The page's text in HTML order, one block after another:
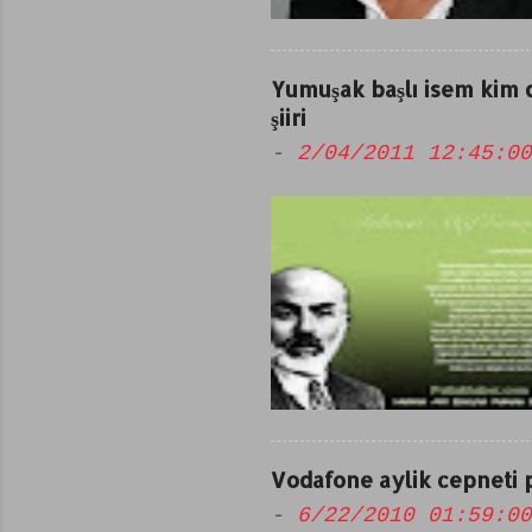
Yumuşak başlı isem
şiiri
- 2/04/2011 12:45:00
Vodafone aylik cepneti
- 6/22/2010 01:59:00